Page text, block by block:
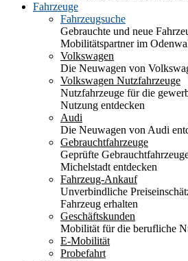
Fahrzeuge
Fahrzeugsuche
Gebrauchte und neue
Mobilitätspartner im
Volkswagen
Die Neuwagen von
Volkswagen Nutzfahrzeuge
Nutzfahrzeuge für die
Nutzung entdecken
Audi
Die Neuwagen von Audi
Gebrauchtfahrzeuge
Geprüfte
Michelstadt entdecken
Fahrzeug-Ankauf
Unverbindliche
Fahrzeug erhalten
Geschäftskunden
Mobilität für die berufliche
E-Mobilität
Probefahrt